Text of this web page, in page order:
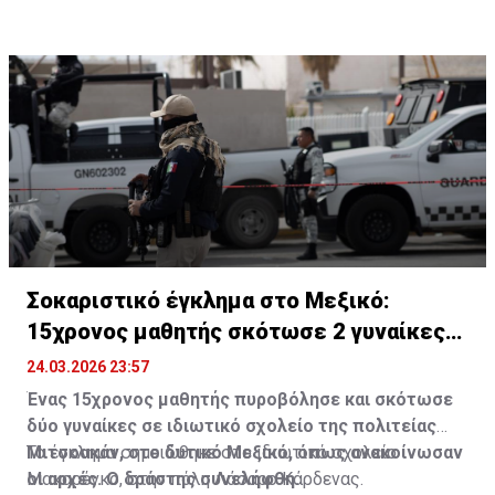
Σοκαριστικό έγκλημα στο Μεξικό:
15χρονος μαθητής σκότωσε 2 γυναίκες
σε σχολείο
24.03.2026 23:57
Ένας 15χρονος μαθητής πυροβόλησε και σκότωσε
δύο γυναίκες σε ιδιωτικό σχολείο της πολιτείας
Μιτσοακάν, στο δυτικό Μεξικό, όπως ανακοίνωσαν
οι αρχές. Ο δράστης συνελήφθη.
Το έγκλημα σημειώθηκε στο ιδιωτικό σχολείο
Μακαρένκο, στην πόλη Λάσαρο Κάρδενας.